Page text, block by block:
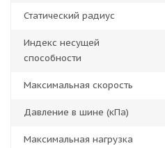
Статический радиус
Индекс несущей
способности
Максимальная скорость
Давление в шине (кПа)
Максимальная нагрузка